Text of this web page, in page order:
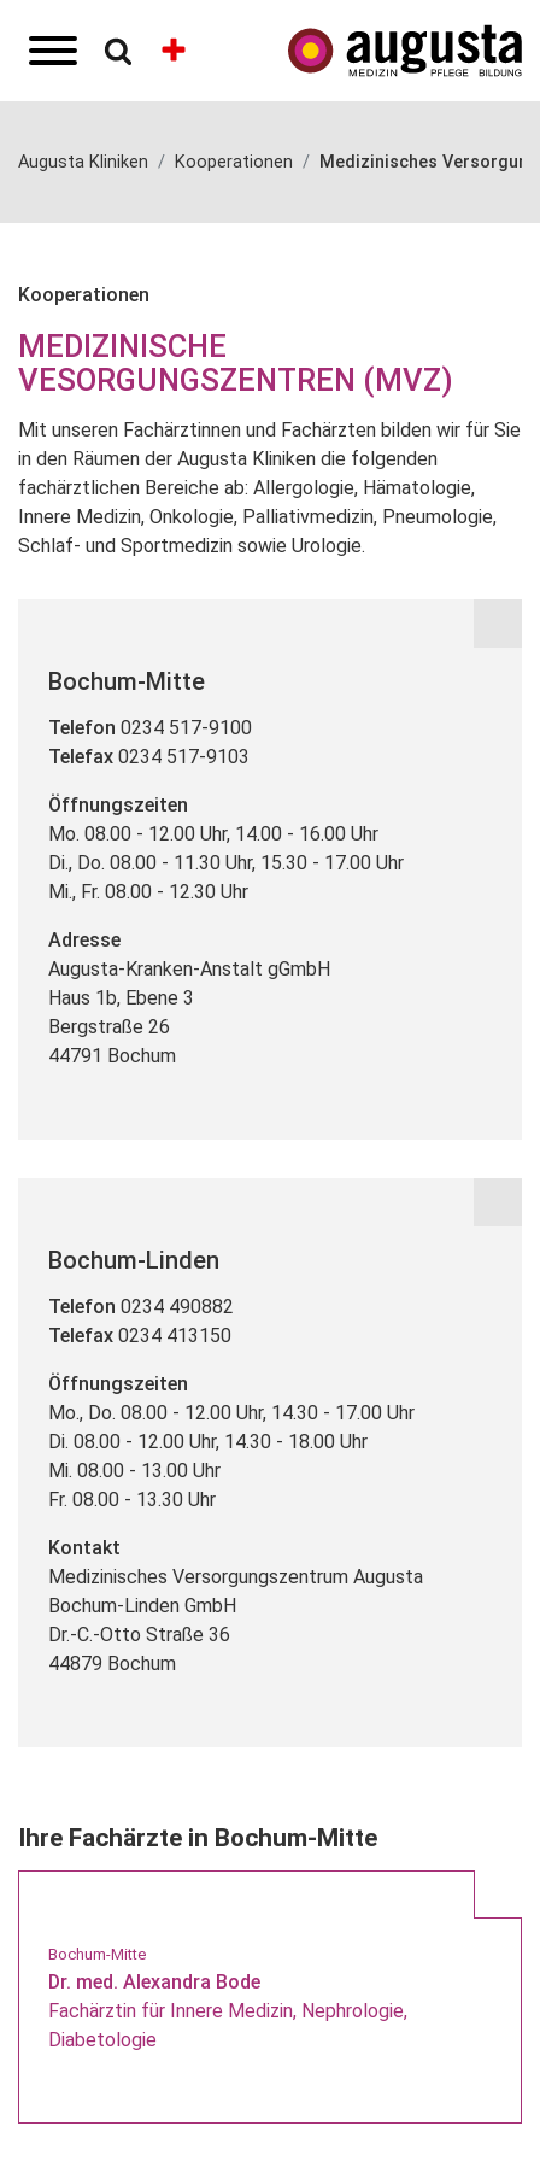
Augusta Kliniken Kooperationen Medizinisches
Kooperationen
MEDIZINISCHE
VESORGUNGSZENTREN (MVZ)
Mit unseren Fachärztinnen und Fachärzten bilden wir für Sie
in den Räumen der Augusta Kliniken die folgenden
fachärztlichen Bereiche ab: Allergologie, Hämatologie,
Innere Medizin, Onkologie, Palliativmedizin, Pneumologie,
Schlaf- und Sportmedizin sowie Urologie.
Bochum-Mitte
Telefon 0234 517-9100
Telefax 0234 517-9103
Öffnungszeiten
Mo. 08.00 - 12.00 Uhr, 14.00 - 16.00 Uhr
Di., Do. 08.00 - 11.30 Uhr, 15.30 - 17.00 Uhr
Mi., Fr. 08.00 - 12.30 Uhr
Adresse
Augusta-Kranken-Anstalt gGmbH
Haus 1b, Ebene 3
Bergstraße 26
44791 Bochum
Bochum-Linden
Telefon 0234 490882
Telefax 0234 413150
Öffnungszeiten
Mo., Do. 08.00 - 12.00 Uhr, 14.30 - 17.00 Uhr
Di. 08.00 - 12.00 Uhr, 14.30 - 18.00 Uhr
Mi. 08.00 - 13.00 Uhr
Fr. 08.00 - 13.30 Uhr
Kontakt
Medizinisches Versorgungszentrum Augusta
Bochum-Linden GmbH
Dr.-C.-Otto Straße 36
44879 Bochum
Ihre Fachärzte in Bochum-Mitte
Bochum-Mitte
Dr. med. Alexandra Bode
Fachärztin für Innere Medizin, Nephrologie,
Diabetologie